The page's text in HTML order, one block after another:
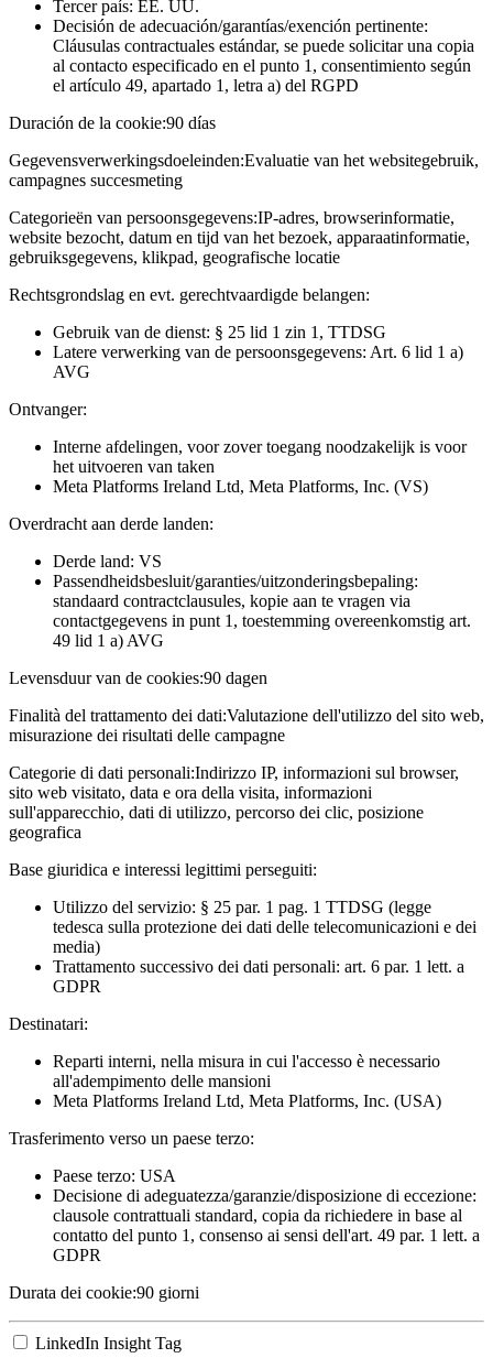
Tercer país: EE. UU.
Decisión de adecuación/garantías/exención pertinente:
Cláusulas contractuales estándar, se puede solicitar una copia
al contacto especificado en el punto 1, consentimiento según
el artículo 49, apartado 1, letra a) del RGPD
Duración de la cookie:90 días
Gegevensverwerkingsdoeleinden:Evaluatie van het websitegebruik,
campagnes succesmeting
Categorieën van persoonsgegevens:IP-adres, browserinformatie,
website bezocht, datum en tijd van het bezoek, apparaatinformatie,
gebruiksgegevens, klikpad, geografische locatie
Rechtsgrondslag en evt. gerechtvaardigde belangen:
Gebruik van de dienst: § 25 lid 1 zin 1, TTDSG
Latere verwerking van de persoonsgegevens: Art. 6 lid 1 a)
AVG
Ontvanger:
Interne afdelingen, voor zover toegang noodzakelijk is voor
het uitvoeren van taken
Meta Platforms Ireland Ltd, Meta Platforms, Inc. (VS)
Overdracht aan derde landen:
Derde land: VS
Passendheidsbesluit/garanties/uitzonderingsbepaling:
standaard contractclausules, kopie aan te vragen via
contactgegevens in punt 1, toestemming overeenkomstig art.
49 lid 1 a) AVG
Levensduur van de cookies:90 dagen
Finalità del trattamento dei dati:Valutazione dell'utilizzo del sito web,
misurazione dei risultati delle campagne
Categorie di dati personali:Indirizzo IP, informazioni sul browser,
sito web visitato, data e ora della visita, informazioni
sull'apparecchio, dati di utilizzo, percorso dei clic, posizione
geografica
Base giuridica e interessi legittimi perseguiti:
Utilizzo del servizio: § 25 par. 1 pag. 1 TTDSG (legge
tedesca sulla protezione dei dati delle telecomunicazioni e dei
media)
Trattamento successivo dei dati personali: art. 6 par. 1 lett. a
GDPR
Destinatari:
Reparti interni, nella misura in cui l'accesso è necessario
all'adempimento delle mansioni
Meta Platforms Ireland Ltd, Meta Platforms, Inc. (USA)
Trasferimento verso un paese terzo:
Paese terzo: USA
Decisione di adeguatezza/garanzie/disposizione di eccezione:
clausole contrattuali standard, copia da richiedere in base al
contatto del punto 1, consenso ai sensi dell'art. 49 par. 1 lett. a
GDPR
Durata dei cookie:90 giorni
LinkedIn Insight Tag